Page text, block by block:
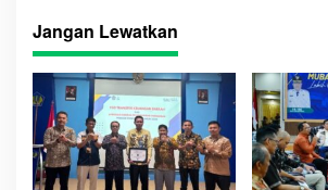
ts
A
pp
t re
Jangan Lewatkan